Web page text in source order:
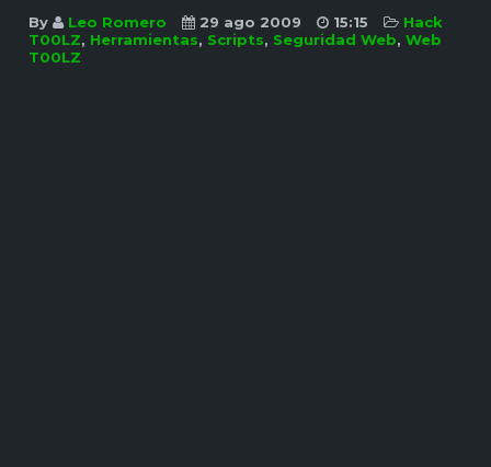
By Leo Romero 29 ago 2009 15:15
Hack
T00LZ, Herramientas, Scripts, Seguridad Web,Web
T00LZ